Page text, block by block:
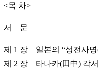
<목 차>
서 문
제 1 장 _ 일본의 “성전사
제 2 장 _ 타나카(田中) 각